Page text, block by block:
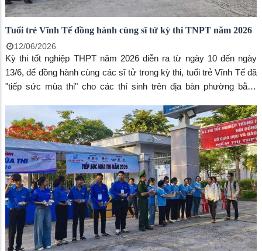
Tuổi trẻ Vĩnh Tế đồng hành cùng sĩ tử kỳ thi TNPT năm 2026
12/06/2026
Kỳ thi tốt nghiệp THPT năm 2026 diễn ra từ ngày 10 đến ngày
13/6, để đồng hành cùng các sĩ tử trong kỳ thi, tuổi trẻ Vĩnh Tế đã
"tiếp sức mùa thi" cho các thí sinh trên địa bàn phường bằng
bước vào kỳ thi.